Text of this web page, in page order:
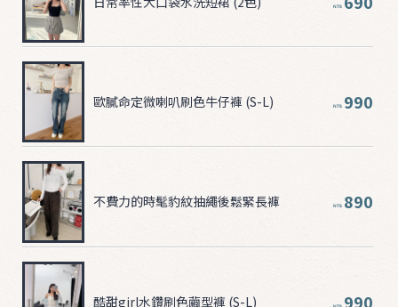
NT$
NT$ 990
歐膩命定微喇叭刷色牛仔褲 (S-L)
NT$ 890
不費力的時髦豹紋抽繩後鬆緊長褲
990
酷甜girl水鑽刷色繭型褲 (S-L)